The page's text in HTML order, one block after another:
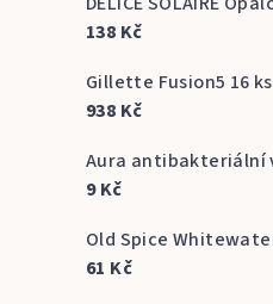
138 Kč
Gillette Fusion5 16 ks
938 Kč
9 Kč
61 Kč